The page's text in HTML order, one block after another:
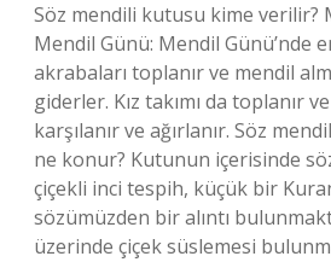
Söz mendili kutusu kime verilir?
Mendil Günü: Mendil Günü’nde
akrabaları toplanır ve mendil
giderler. Kız takımı da toplanır
karşılanır ve ağırlanır. Söz
ne konur? Kutunun içerisinde
çiçekli inci tespih, küçük bir
sözümüzden bir alıntı
üzerinde çiçek süslemesi